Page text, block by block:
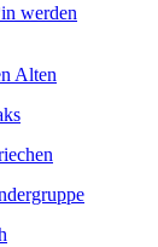
werden
Alten